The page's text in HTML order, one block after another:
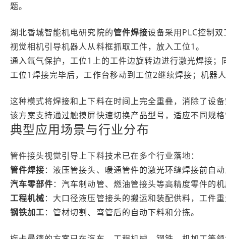
题。
湖北香城智能机电研究院的管件焊接设备采用PLC控制
视觉相机引导机器人从料框抓取工件，放入工位1。
通入氩气保护，工位1上的工件边旋转边进行激光焊接；
工位1焊接完毕后，工作台移动到工位2继续焊接；机器
这种模式将焊接和上下料在时间上完全重叠，消除了设
该方案支持通过触摸屏快速切换产品型号，适应不同规
典型应用场景与行业分布
管件接头视觉引导上下料技术已在多个行业落地：
管件焊接：液压管接头、暖通管件的激光环缝焊接前自
汽车零部件：汽车制动管、燃油管接头等高精度零件的
工程机械：大口径液压管接头的搬运和装配供料，工件
钢铁加工：管材切割、弯管后的自动下料和分拣。